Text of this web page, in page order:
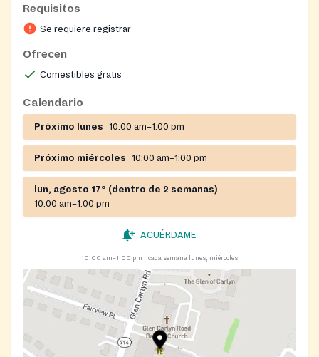
assistance when funds permit.
Requisitos
Se requiere registrar
Ofrecen
Comestibles gratis
Calendario
Próximo lunes 10:00 am–1:00 pm
Próximo miércoles 10:00 am–1:00 pm
lun, agosto 17º (dentro de 2 semanas)
10:00 am–1:00 pm
ACUÉRDAME
10:00 am–1:00 pm cada semana lunes, miércoles